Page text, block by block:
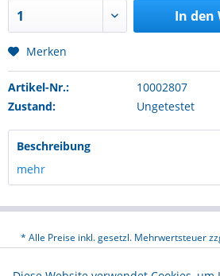
In den
Merken
Artikel-Nr.:
10002807
Zustand:
Ungetestet
Beschreibung
mehr
* Alle Preise inkl. gesetzl. Mehrwertsteuer